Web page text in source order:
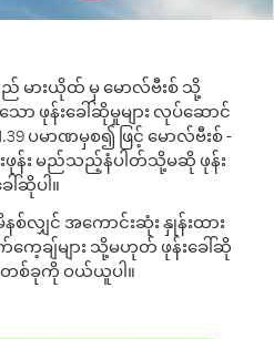
ည် မားယိုထ် မှ မောလ်ဗီးစ် သို့
ဖုန်းခေါ်ဆိုမှုများ လုပ်ဆောင်
ပမာဏမှစ၍ ဖြင့် မောလ်ဗီးစ် -
ဖုန်း မည်သည့်နံပါတ်သို့မဆို ဖုန်း
ါ်ဆိုပါ။
လျှင် အကောင်းဆုံး နှုန်းထား
ကေ့ချ်များ သို့မဟုတ် ဖုန်းခေါ်ဆို
စ်ခုကို ဝယ်ယူပါ။